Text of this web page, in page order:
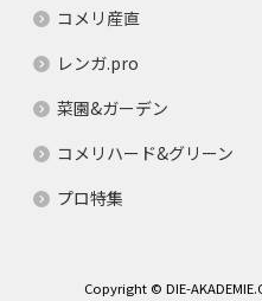
コメリ産直
レンガ.pro
菜園&ガーデン
コメリハード&グリーン
プロ特集
Copyright © DIE-